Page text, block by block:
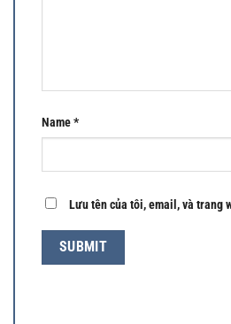
Name*
Lưu tên của tôi, email, và trang